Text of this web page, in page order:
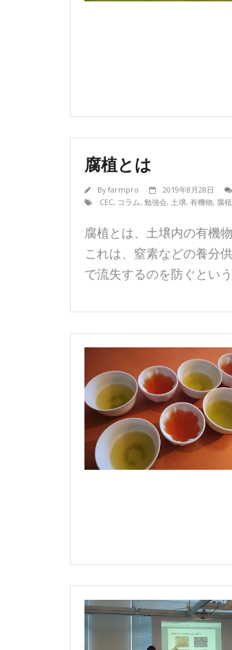
腐植とは
Byfarmpro 2019年8月28日
CEC, コラム, 勉強会, 土壌, 有機物, 腐植
腐植とは、土壌内の有機
これは、窒素などの養分
で流失するのを防ぐとい